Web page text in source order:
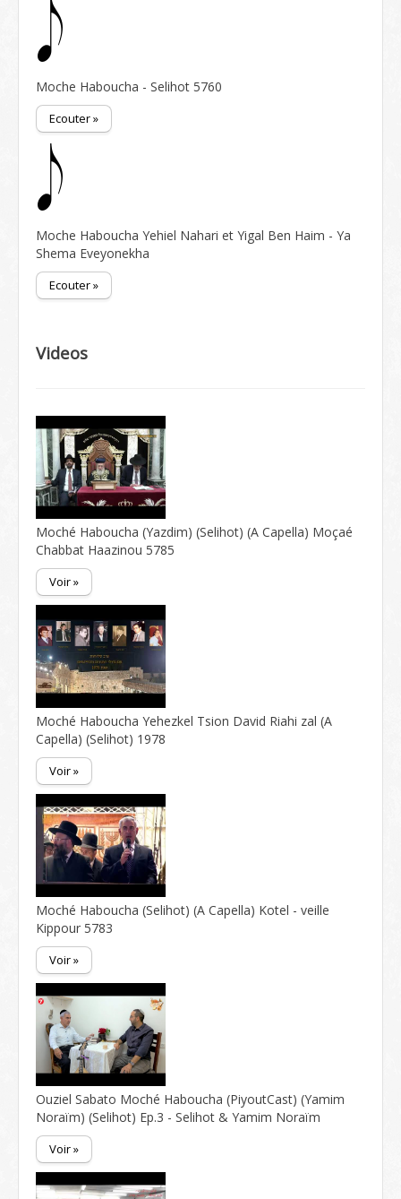
Moche Haboucha - Selihot 5760
Ecouter »
Moche Haboucha Yehiel Nahari et Yigal Ben Haim - Ya
Shema Eveyonekha
Ecouter »
Videos
Moché Haboucha (Yazdim) (Selihot) (A Capella) Moçaé
Chabbat Haazinou 5785
Voir »
Moché Haboucha Yehezkel Tsion David Riahi zal (A
Capella) (Selihot) 1978
Voir »
Moché Haboucha (Selihot) (A Capella) Kotel - veille
Kippour 5783
Voir »
Ouziel Sabato Moché Haboucha (PiyoutCast) (Yamim
Noraïm) (Selihot) Ep.3 - Selihot & Yamim Noraïm
Voir »